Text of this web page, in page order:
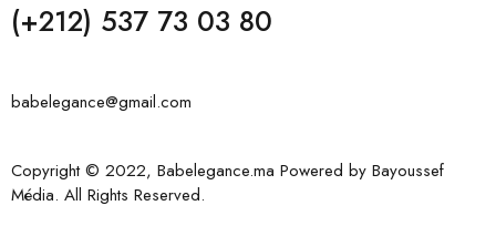
(+212) 537 73 03 80
babelegance@gmail.com
Copyright © 2022, Babelegance.ma Powered by Bayoussef
Média. All Rights Reserved.